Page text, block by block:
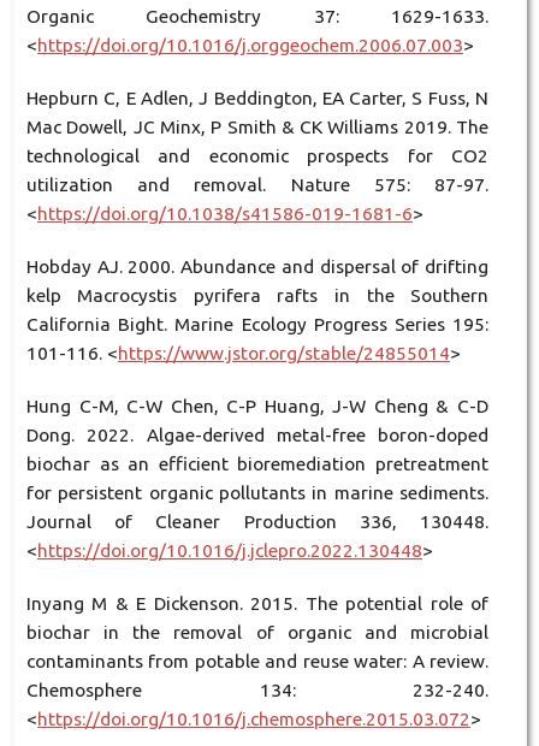
Organic Geochemistry 37: 1629-1633.
<https://doi.org/10.1016/j.orggeochem.2006.07.003>
Hepburn C, E Adlen, J Beddington, EA Carter, S Fuss, N
Mac Dowell, JC Minx, P Smith & CK Williams 2019. The
technological and economic prospects for CO2
utilization and removal. Nature 575: 87-97.
<https://doi.org/10.1038/s41586-019-1681-6>
Hobday AJ. 2000. Abundance and dispersal of drifting
kelp Macrocystis pyrifera rafts in the Southern
California Bight. Marine Ecology Progress Series 195:
101-116. <https://www.jstor.org/stable/24855014>
Hung C-M, C-W Chen, C-P Huang, J-W Cheng & C-D
Dong. 2022. Algae-derived metal-free boron-doped
biochar as an efficient bioremediation pretreatment
for persistent organic pollutants in marine sediments.
Journal of Cleaner Production 336, 130448.
<https://doi.org/10.1016/j.jclepro.2022.130448>
Inyang M & E Dickenson. 2015. The potential role of
biochar in the removal of organic and microbial
contaminants from potable and reuse water: A review.
Chemosphere 134: 232-240.
<https://doi.org/10.1016/j.chemosphere.2015.03.072>